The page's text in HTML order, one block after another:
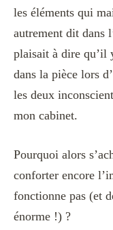
les éléments qui
autrement dit dans
plaisait à dire qu’il
dans la pièce lors
les deux
mon cabinet.
Pourquoi alors
conforter encore
fonctionne pas (et
énorme !) ?